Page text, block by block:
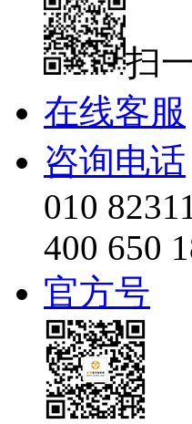
扫
在线客服
咨询电话
010
400 650
官方号